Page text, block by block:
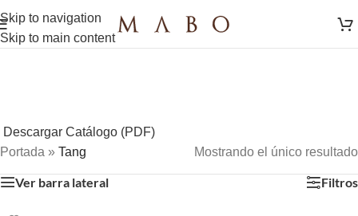
Skip to navigation
Skip to main content
Descargar Catálogo (PDF)
Portada » Tang Mostrando el único resultado
Ver barra lateral Filtros